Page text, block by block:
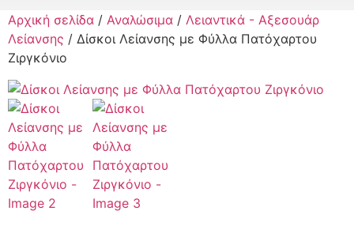
Αρχική σελίδα / Αναλώσιμα / Λειαντικά - Αξεσουάρ
Λείανσης / Δίσκοι Λείανσης με Φύλλα Πατόχαρτου
Ζιργκόνιο